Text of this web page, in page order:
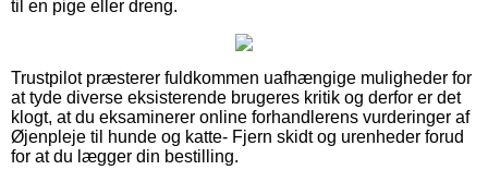
til en pige eller dreng.
Trustpilot præsterer fuldkommen uafhængige muligheder for
at tyde diverse eksisterende brugeres kritik og derfor er det
klogt, at du eksaminerer online forhandlerens vurderinger af
Øjenpleje til hunde og katte- Fjern skidt og urenheder forud
for at du lægger din bestilling.